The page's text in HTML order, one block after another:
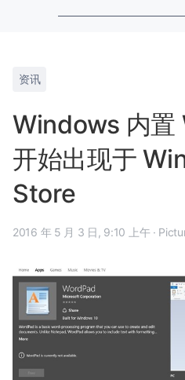
资讯
Windows 内置
开始出现于
Store
2016 年 5 月 3 日, 9:10 上午 ·